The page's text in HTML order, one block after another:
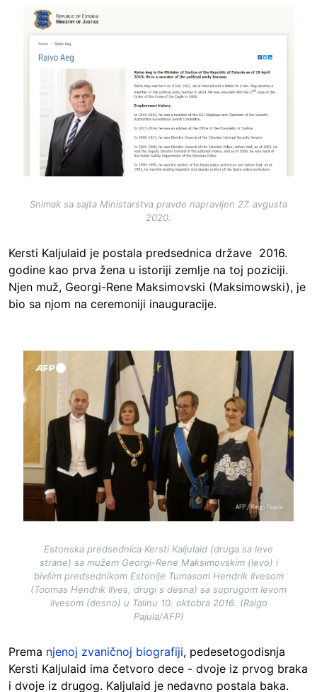
Image
Snimak sa sajta Ministarstva pravde napravljen 27. avgusta
2020.
Kersti Kaljulaid je postala predsednica države 2016.
godine kao prva žena u istoriji zemlje na toj poziciji.
Njen muž, Georgi-Rene Maksimovski (Maksimowski), je
bio sa njom na ceremoniji inauguracije.
Image
Estonska predsednica Kersti Kaljulaid (druga sa leve
strane) sa mužem Georgi-Rene Maksimovskim (levo) i
bivšim predsednikom Estonije Tumasom Hendrik Ilvesom
(Toomas Hendrik Ilves, drugi s desna) sa suprugom Ievom
Ilvesom (desno) u Talinu 10. oktobra 2016. (Raigo
Pajula/AFP)
Prema njenoj zvaničnoj biografiji, pedesetogodisnja
Kersti Kaljulaid ima četvoro dece - dvoje iz prvog braka
i dvoje iz drugog. Kaljulaid je nedavno postala baka.